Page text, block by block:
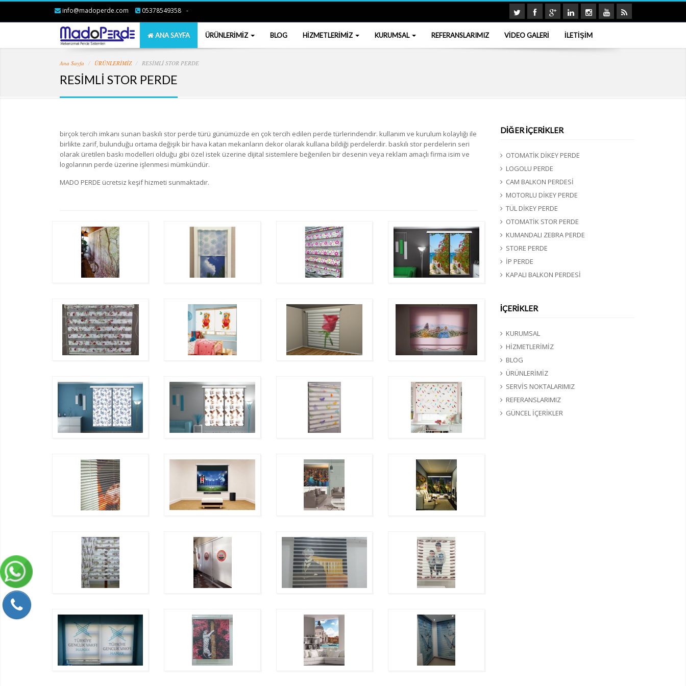
info@madoperde.com 05378549358 -
ANA SAYFA ÜRÜNLERİMİZ BLOG HİZMETLERİMİZ KURUMSAL REFERANSLARIMIZ VİDEO GALERİ İLETİŞİM
Ana Sayfa ÜRÜNLERİMİZ RESİMLİ STOR PERDE
RESİMLİ STOR PERDE
birçok tercih imkanı sunan baskılı stor perde türü günümüzde en çok tercih edilen perde türlerindendir. kullanım ve kurulum kolaylığı ile
birlikte zarif, bulunduğu ortama değişik bir hava katan mekanların dekor olarak kullana bildiği perdelerdir. baskılı stor perdelerin seri
olarak üretilen baskı modelleri olduğu gibi özel istek üzerine dijital sistemlere beğenilen bir desenin veya reklam amaçlı firma isim ve
logolarının perde üzerine işlenmesi mümkündür.
MADO PERDE ücretsiz keşif hizmeti sunmaktadır.
DİĞER İÇERİKLER
OTOMATİK DİKEY PERDE
LOGOLU PERDE
CAM BALKON PERDESİ
MOTORLU DİKEY PERDE
TÜL DİKEY PERDE
OTOMATİK STOR PERDE
KUMANDALI ZEBRA PERDE
STORE PERDE
İP PERDE
KAPALI BALKON PERDESİ
İÇERİKLER
KURUMSAL
HİZMETLERİMİZ
BLOG
ÜRÜNLERİMİZ
SERVİS NOKTALARIMIZ
REFERANSLARIMIZ
GÜNCEL İÇERİKLER